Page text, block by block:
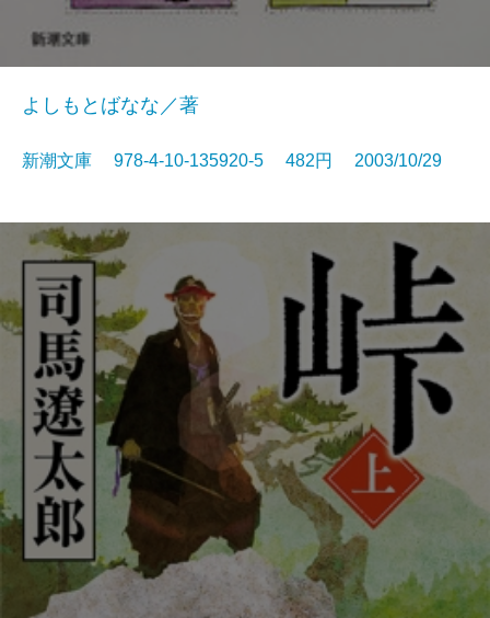
よしもとばなな／著
新潮文庫 978-4-10-135920-5 482円 2003/10/29